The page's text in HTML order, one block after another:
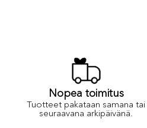
Nopea toimitus
Tuotteet pakataan samana tai
seuraavana arkipäivänä.